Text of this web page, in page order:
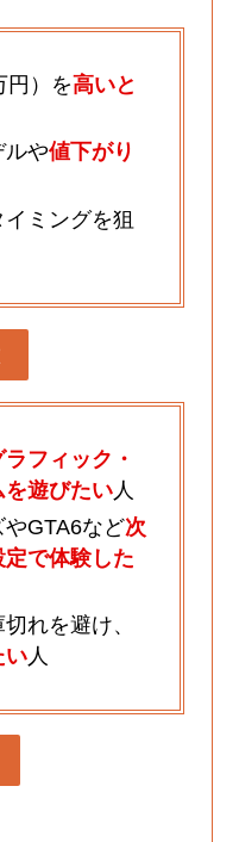
円）を高いと
ルや値下がり
イミングを狙
フィック・
遊びたい人
GTA6など次
で体験した
れを避け、
い人